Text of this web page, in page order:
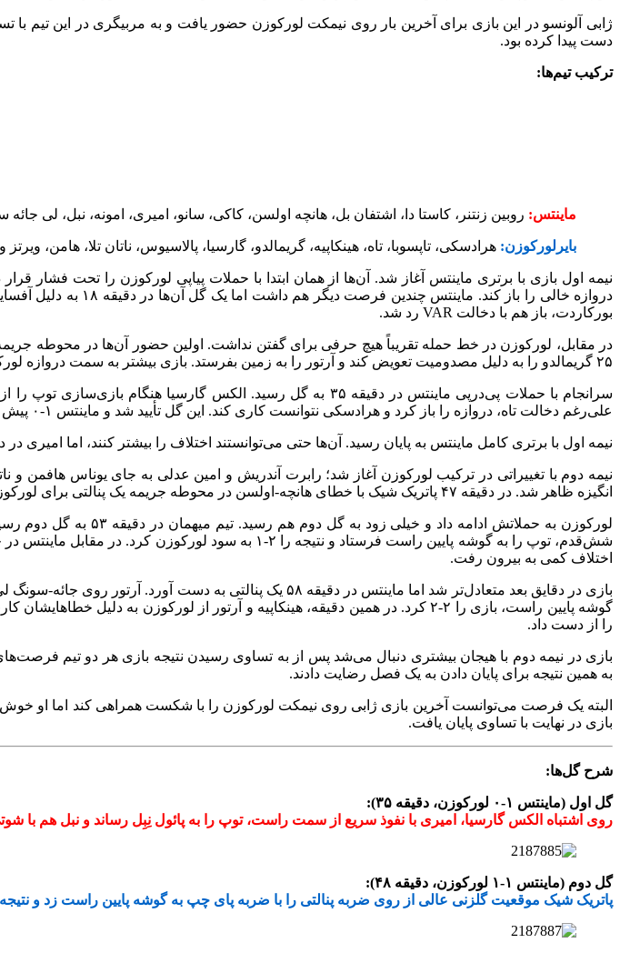
ژابی آلونسو در این بازی برای آخرین بار روی نیمکت لورکوزن حضور یافت و به مربیگری در این تیم
دست پیدا کرده بود.
ترکیب تیم‌ها:
ماینتس: روبین زنتنر، کاستا دا، اشتفان بل، هانچه اولسن، کاکی، سانو، امیری، امونه، نبل، لی
بایرلورکوزن: هرادسکی، تاپسوبا، تاه، هینکاپیه، گریمالدو، گارسیا، پالاسیوس، ناتان تلا، هامن،
بورکاردت، باز هم با دخالت VAR رد شد.
۲۵ گریمالدو را به دلیل مصدومیت تعویض کند و آرتور را به زمین بفرستد. بازی بیشتر به سمت دروازه لورکوزن جریان داشت و تیم میهمان به سختی می‌توانستند توپ را از محوطه خود دور کند.
سرانجام با حملات پی‌در‌پی ماینتس در دقیقه ۳۵ به گل رسید. الکس
علی‌رغم دخالت تاه، دروازه را باز کرد و هرادسکی نتوانست کاری کند. این گل تأیید شد و ماینتس ۱-۰ پیش افتاد.
نیمه اول با برتری کامل ماینتس به پایان رسید. آن‌ها حتی می‌توانستند اختلاف را بیشتر کنند، اما امیری در دقیقه ۴۵+۳ در موقعیت تک‌به‌تک با هرادسکی
نیمه دوم با تغییراتی در ترکیب لورکوزن آغاز شد؛ رابرت آندریش و امین عدلی به جای یوناس هافمن و
انگیزه ظاهر شد. در دقیقه ۴۷ پاتریک شیک با خطای هانچه-اولسن در محوطه جریمه یک پنالتی برای لورکوزن گرفت و خودش در دقیقه ۴۸ با ضربه پای چپ به گوشه پایین راست، بازی را ۱-۱ کرد.
لورکوزن به حملاتش
اختلاف کمی به بیرون رفت.
را از دست داد.
بازی در نیمه دوم با هیجان بیشتری دنبال می‌شد پس از به تساوی رسیدن نتیجه بازی هر دو تیم فرصت‌های
به همین نتیجه برای پایان دادن به یک فصل رضایت دادند.
بازی در نهایت با تساوی پایان یافت.
شرح گل‌ها:
گل اول (ماینتس ۱-۰ لورکوزن، دقیقه ۳۵):
روی اشتباه الکس گارسیا، امیری با نفوذ سریع از سمت راست، توپ را به پائول نِبِل رساند و نبل هم با
گل دوم (ماینتس ۱-۱ لورکوزن، دقیقه ۴۸):
پاتریک شیک موقعیت گلزنی عالی از روی ضربه پنالتی را با ضربه پای چپ به گوشه پایین راست زد و